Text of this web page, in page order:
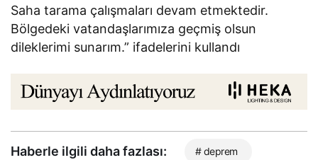
Saha tarama çalışmaları devam etmektedir.
Bölgedeki vatandaşlarımıza geçmiş olsun
dileklerimi sunarım.” ifadelerini kullandı
Haberle ilgili daha fazlası: # deprem